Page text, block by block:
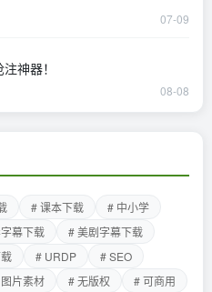
07-09
神器！
08-08
# 课本下载
# 中小学
幕下载
# 美剧字幕下载
# URDP
# SEO
片素材 # 无版权
# 可商用